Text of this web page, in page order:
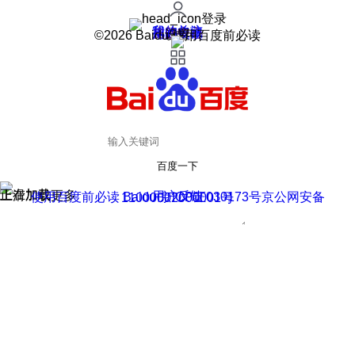
登录
我的关注
我的收藏
皮肤中心
用户反馈
设置
©2026 Baidu 使用百度前必读
百度一下
正在加载
上滑加载更多 用户反馈
使用百度前必读 Baidu 京ICP证030173号
京公网安备11000002000001号